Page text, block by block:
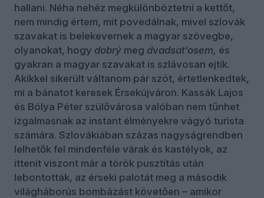
hallani. Néha nehéz megkülönböztetni a kettőt,
nem mindig értem, mit povedálnak, mivel szlovák
szavakat is belekevernek a magyar szövegbe,
olyanokat, hogy dobrý meg dvadsat’osem, és
gyakran a magyar szavakat is szlávosan ejtik.
Akikkel sikerült váltanom pár szót, értetlenkedtek,
mi a bánatot keresek Érsekújváron. Kassák Lajos
és Bólya Péter szülővárosa valóban nem tűnhet
izgalmasnak az instant élményekre vágyó turista
számára. Szlovákiában százas nagyságrendben
lelhetők fel mindenféle várak és kastélyok, az
ittenit viszont már a török pusztítás után
lebontották, az érseki palotát meg a második
világháborús bombázást követően – amikor